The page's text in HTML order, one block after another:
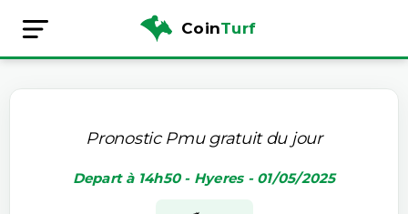
CoinTurf
Pronostic Pmu gratuit du jour
Depart à 14h50 - Hyeres - 01/05/2025